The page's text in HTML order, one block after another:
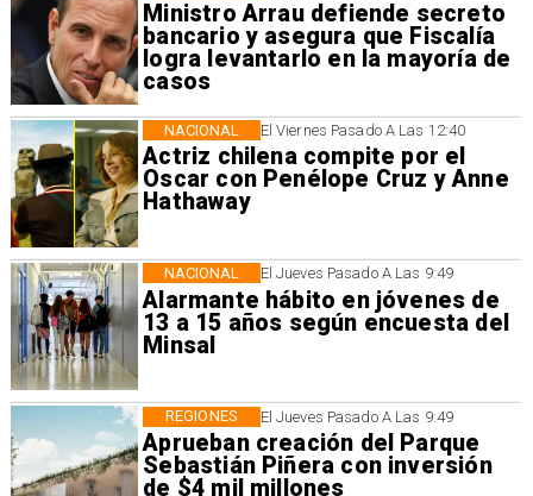
Ministro Arrau defiende secreto
bancario y asegura que Fiscalía
logra levantarlo en la mayoría de
casos
El Viernes Pasado A Las 12:40
Actriz chilena compite por el
Oscar con Penélope Cruz y Anne
Hathaway
NACIONAL
El Jueves Pasado A Las 9:49
Alarmante hábito en jóvenes de
13 a 15 años según encuesta del
Minsal
NACIONAL
El Jueves Pasado A Las 9:49
Aprueban creación del Parque
Sebastián Piñera con inversión
de $4 mil millones
REGIONES